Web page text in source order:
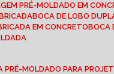
PRÉ-MOLDADO EM
BOCA DE LOBO
EM CONCRETO
PRÉ-MOLDADO PARA